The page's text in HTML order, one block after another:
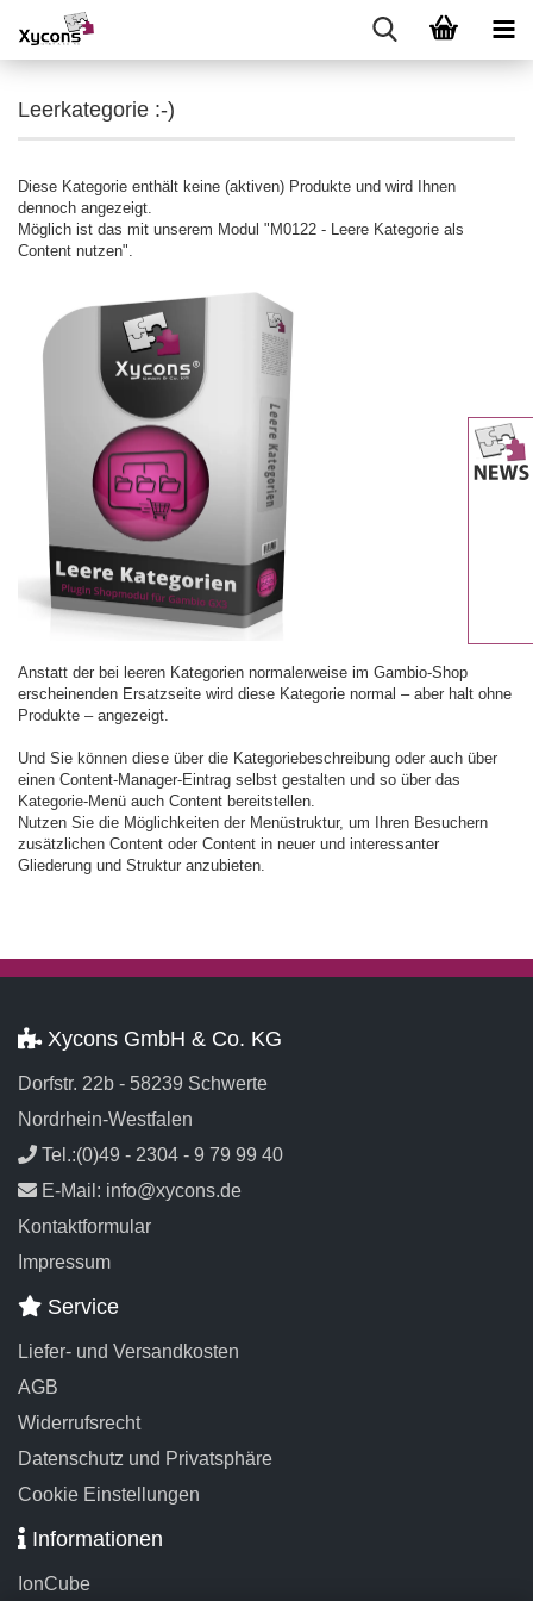
Leerkategorie :-)
Diese Kategorie enthält keine (aktiven) Produkte und wird Ihnen
dennoch angezeigt.
Möglich ist das mit unserem Modul "M0122 - Leere Kategorie als
Content nutzen".
Anstatt der bei leeren Kategorien normalerweise im Gambio-Shop
erscheinenden Ersatzseite wird diese Kategorie normal – aber halt ohne
Produkte – angezeigt.
Und Sie können diese über die Kategoriebeschreibung oder auch über
einen Content-Manager-Eintrag selbst gestalten und so über das
Kategorie-Menü auch Content bereitstellen.
Nutzen Sie die Möglichkeiten der Menüstruktur, um Ihren Besuchern
zusätzlichen Content oder Content in neuer und interessanter
Gliederung und Struktur anzubieten.
Xycons GmbH & Co. KG
Dorfstr. 22b - 58239 Schwerte
Nordrhein-Westfalen
Tel.:(0)49 - 2304 - 9 79 99 40
E-Mail: info@xycons.de
Kontaktformular
Impressum
Service
Liefer- und Versandkosten
AGB
Widerrufsrecht
Datenschutz und Privatsphäre
Cookie Einstellungen
Informationen
IonCube